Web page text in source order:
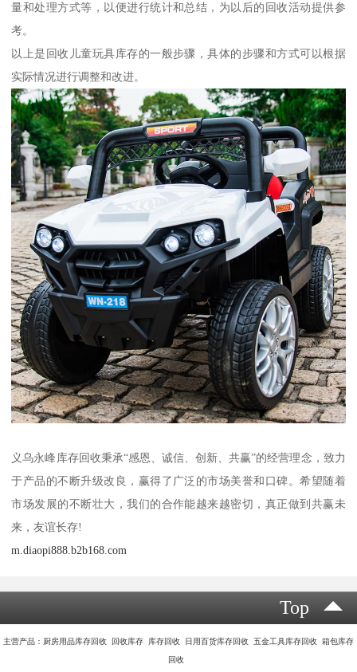
量和处理方式等，以便进行统计和总结，为以后的回收活动提供参
考。
以上是回收儿童玩具库存的一般步骤，具体的步骤和方式可以根据
实际情况进行调整和改进。
义乌永峰库存回收秉承“感恩、诚信、创新、共赢”的经营理念，致力
于产品的不断升级改良，赢得了广泛的市场美誉和口碑。希望随着
市场发展的不断壮大，我们的合作能越来越密切，真正做到共赢未
来，友谊长存!
m.diaopi888.b2b168.com
Top
主营产品：厨房用品库存回收 回收库存 库存回收 日用百货库存回收 五金工具库存回收 箱包库存
回收